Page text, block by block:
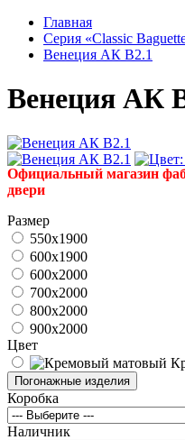
Главная
Серия «Classic
Венеция АК В2.1
Венеция АК
Официальный магазин
двери
Размер
550x1900
600x1900
600x2000
700x2000
800x2000
900x2000
Цвет
Погонажные изделия
Коробка
Наличник